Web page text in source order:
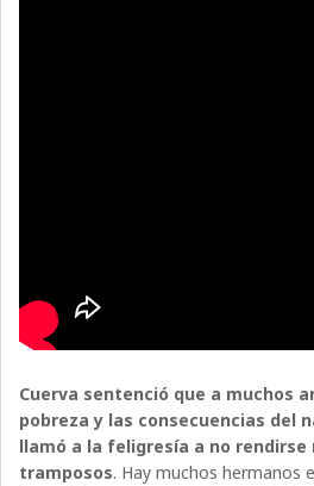
Cuerva sentenció que a muchos
pobreza y las consecuencias del
llamó a la feligresía a no rendirse
tramposos. Hay muchos hermanos